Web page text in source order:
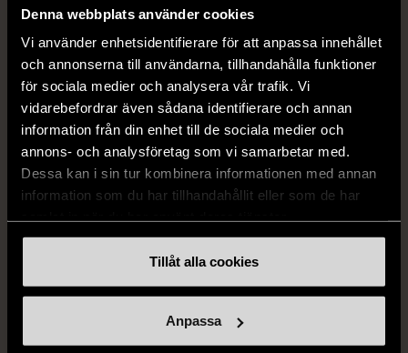
Denna webbplats använder cookies
Vi använder enhetsidentifierare för att anpassa innehållet
och annonserna till användarna, tillhandahålla funktioner
för sociala medier och analysera vår trafik. Vi
vidarebefordrar även sådana identifierare och annan
information från din enhet till de sociala medier och
annons- och analysföretag som vi samarbetar med.
Dessa kan i sin tur kombinera informationen med annan
information som du har tillhandahållit eller som de har
Tillåt alla cookies
Anpassa
169 kr 399 kr
H&M - Leopardmönstrad
H&M
H&M - Plisserad midikjol